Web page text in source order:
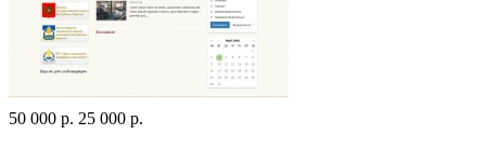
50 000 p. 25 000 p.